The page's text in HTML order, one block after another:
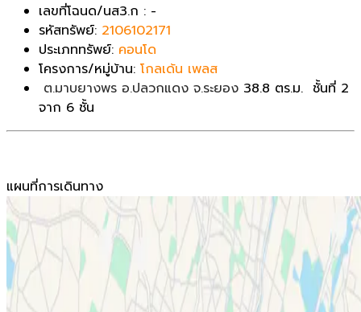
เลขที่โฉนด/นส3.ก : -
รหัสทรัพย์: 2106102171
ประเภททรัพย์: คอนโด
โครงการ/หมู่บ้าน: โกลเด้น เพลส
ต.มาบยางพร อ.ปลวกแดง จ.ระยอง 38.8 ตร.ม. ชั้นที่ 2
จาก 6 ชั้น
แผนที่การเดินทาง